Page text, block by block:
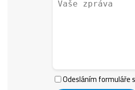
Odesláním formuláře